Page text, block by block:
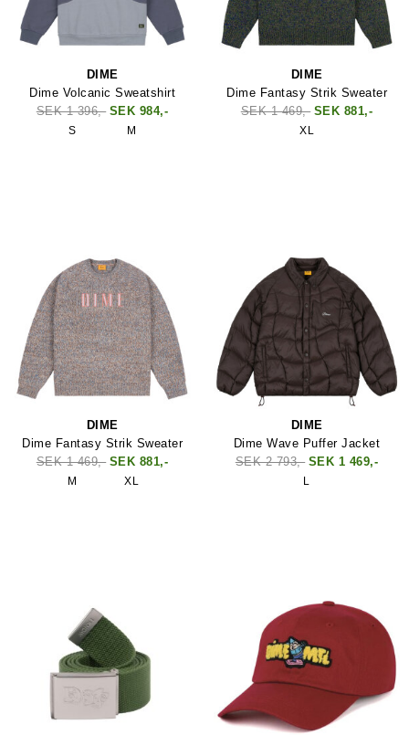
DIME
Dime Volcanic Sweatshirt
SEK 1 396,- SEK 984,-
S M
DIME
Dime Fantasy Strik Sweater
SEK 1 469,- SEK 881,-
XL
DIME
Dime Fantasy Strik Sweater
SEK 1 469,- SEK 881,-
M XL
DIME
Dime Wave Puffer Jacket
SEK 2 793,- SEK 1 469,-
L